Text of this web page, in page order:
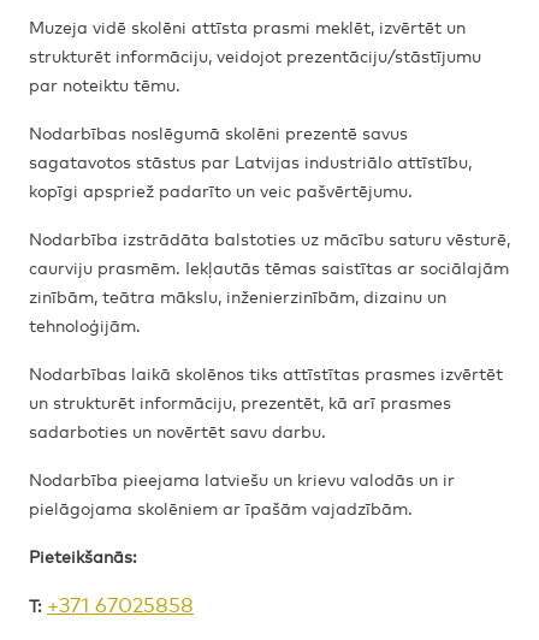
Muzeja vidē skolēni attīsta prasmi meklēt, izvērtēt un
strukturēt informāciju, veidojot prezentāciju/stāstījumu
par noteiktu tēmu.
Nodarbības noslēgumā skolēni prezentē savus
sagatavotos stāstus par Latvijas industriālo attīstību,
kopīgi apspriež padarīto un veic pašvērtējumu.
Nodarbība izstrādāta balstoties uz mācību saturu vēsturē,
caurviju prasmēm. Iekļautās tēmas saistītas ar sociālajām
zinībām, teātra mākslu, inženierzinībām, dizainu un
tehnoloģijām.
Nodarbības laikā skolēnos tiks attīstītas prasmes izvērtēt
un strukturēt informāciju, prezentēt, kā arī prasmes
sadarboties un novērtēt savu darbu.
Nodarbība pieejama latviešu un krievu valodās un ir
pielāgojama skolēniem ar īpašām vajadzībām.
Pieteikšanās:
T: +371 67025858